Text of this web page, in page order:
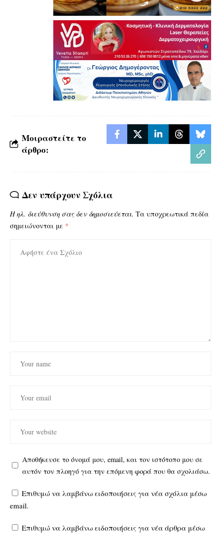
Μοιραστείτε το
άρθρο:
Δεν υπάρχουν Σχόλια
Η ηλ. διεύθυνση σας δεν δημοσιεύεται. Τα υποχρεωτικά πεδία
σημειώνονται με *
Αποθήκευσε το όνομά μου, email, και τον ιστότοπο μου σε
αυτόν τον πλοηγό για την επόμενη φορά που θα σχολιάσω.
Επιθυμώ να λαμβάνω ειδοποιήσεις για νέα σχόλια μέσω
email.
Επιθυμώ να λαμβάνω ειδοποιήσεις για νέα άρθρα μέσω